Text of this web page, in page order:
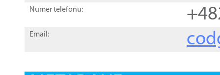
Numer telefonu:
Email: